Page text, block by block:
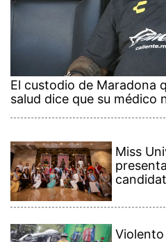
El custodio de Maradona
salud dice que su médico
Miss